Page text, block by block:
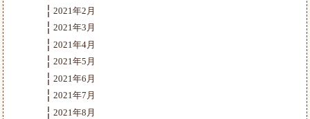
2021年2月
2021年3月
2021年4月
2021年5月
2021年6月
2021年7月
2021年8月